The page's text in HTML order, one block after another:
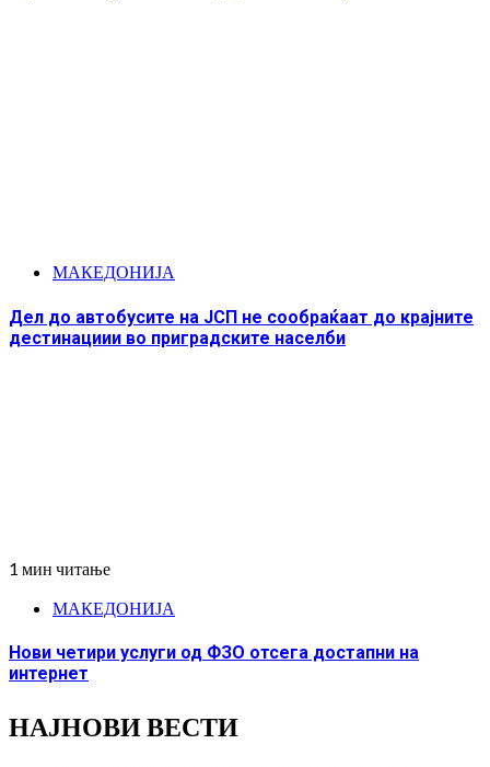
МАКЕДОНИЈА
Дел до автобусите на ЈСП не сообраќаат до крајните
дестинациии во приградските населби
1 мин читање
МАКЕДОНИЈА
Нови четири услуги од ФЗО отсега достапни на
интернет
НАЈНОВИ ВЕСТИ